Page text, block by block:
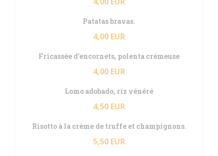
Patatas bravas.
4,00 EUR
Fricassée d'encornets, polenta crémeuse
4,00 EUR
Lomo adobado, riz vénéré
4,50 EUR
Risotto à la crème de truffe et champignons.
5,50 EUR